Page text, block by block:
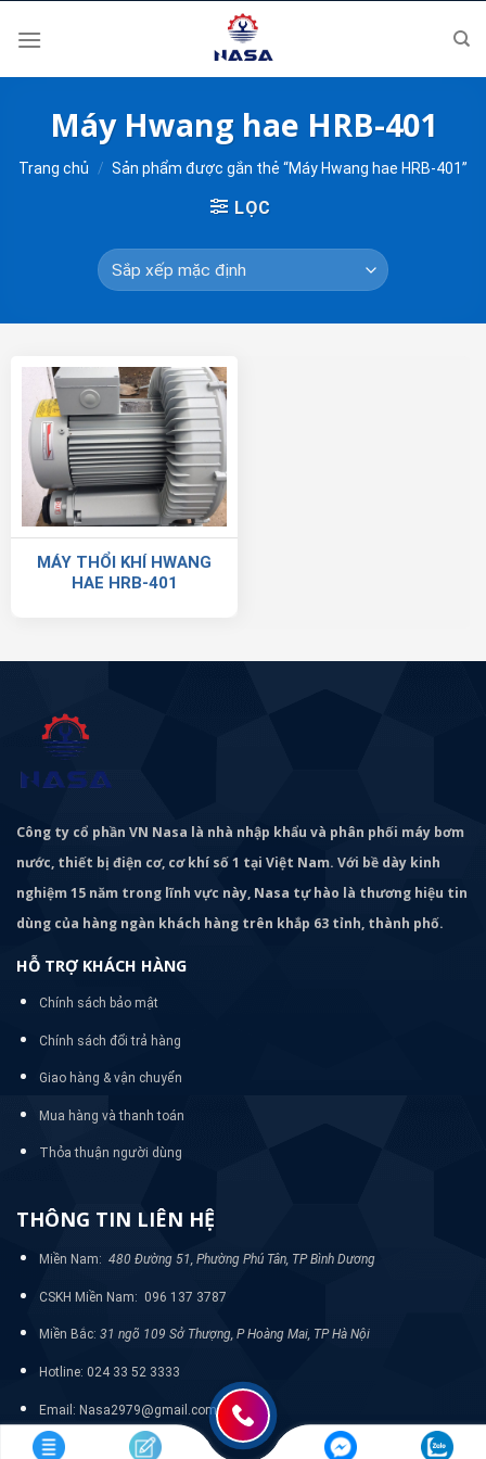
Máy Hwang hae HRB-401
Trang chủ / Sản phẩm được gắn thẻ “Máy Hwang hae HRB-401”
LỌC
MÁY THỔI KHÍ HWANG
HAE HRB-401
Công ty cổ phần VN Nasa là nhà nhập khẩu và phân phối máy bơm
nước, thiết bị điện cơ, cơ khí số 1 tại Việt Nam. Với bề dày kinh
nghiệm 15 năm trong lĩnh vực này, Nasa tự hào là thương hiệu tin
dùng của hàng ngàn khách hàng trên khắp 63 tỉnh, thành phố.
HỖ TRỢ KHÁCH HÀNG
Chính sách bảo mật
Chính sách đổi trả hàng
Giao hàng & vận chuyển
Mua hàng và thanh toán
Thỏa thuận người dùng
THÔNG TIN LIÊN HỆ
Miền Nam: 480 Đường 51, Phường Phú Tân, TP Bình Dương
CSKH Miền Nam: 096 137 3787
Miền Bắc: 31 ngõ 109 Sở Thượng, P Hoàng Mai, TP Hà Nội
Hotline: 024 33 52 3333
Email: Nasa2979@gmail.com